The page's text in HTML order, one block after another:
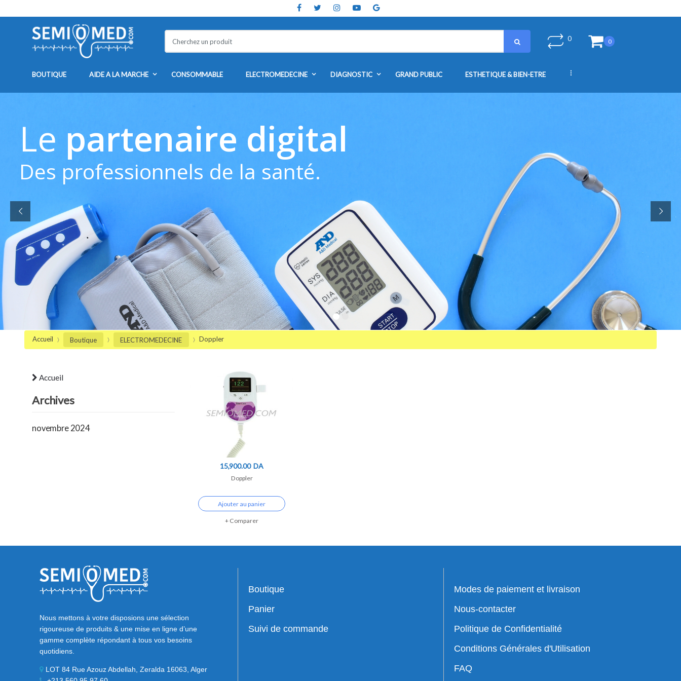
0 0
BOUTIQUE AIDE A LA MARCHE CONSOMMABLE ELECTROMEDECINE DIAGNOSTIC GRAND PUBLIC ESTHETIQUE & BIEN-ETRE ...
Le partenaire digital
Des professionnels de la santé.
Accueil Boutique ELECTROMEDECINE Doppler
15,900.00 DA
Doppler
Ajouter au panier
Comparer
Accueil
Archives
novembre 2024
Nous mettons à votre disposions une sélection
rigoureuse de produits & une mise en ligne d’une
gamme complète répondant à tous vos besoins
quotidiens.
LOT 84 Rue Azouz Abdellah, Zeralda 16063, Alger
Boutique
Panier
Suivi de commande
Modes de paiement et livraison
Nous-contacter
Politique de Confidentialité
Conditions Générales d'Utilisation
FAQ